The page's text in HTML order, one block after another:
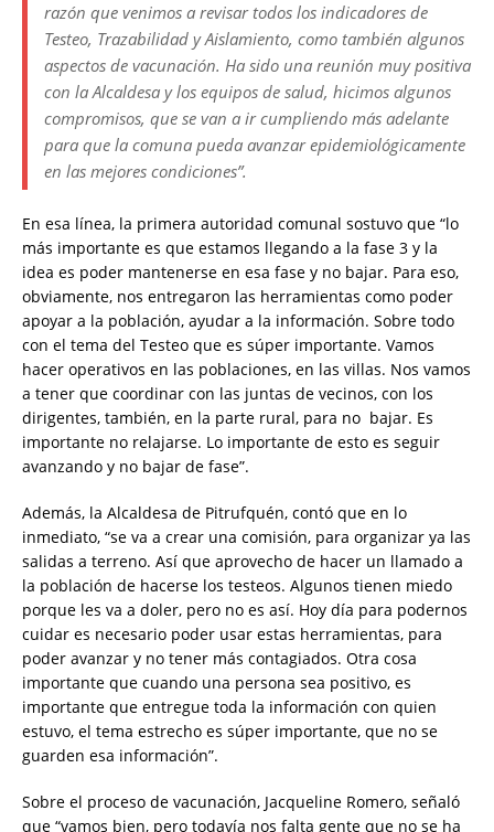
razón que venimos a revisar todos los indicadores de
Testeo, Trazabilidad y Aislamiento, como también algunos
aspectos de vacunación. Ha sido una reunión muy positiva
con la Alcaldesa y los equipos de salud, hicimos algunos
compromisos, que se van a ir cumpliendo más adelante
para que la comuna pueda avanzar epidemiológicamente
en las mejores condiciones”.
En esa línea, la primera autoridad comunal sostuvo que “lo
más importante es que estamos llegando a la fase 3 y la
idea es poder mantenerse en esa fase y no bajar. Para eso,
obviamente, nos entregaron las herramientas como poder
apoyar a la población, ayudar a la información. Sobre todo
con el tema del Testeo que es súper importante. Vamos
hacer operativos en las poblaciones, en las villas. Nos vamos
a tener que coordinar con las juntas de vecinos, con los
dirigentes, también, en la parte rural, para no bajar. Es
importante no relajarse. Lo importante de esto es seguir
avanzando y no bajar de fase”.
Además, la Alcaldesa de Pitrufquén, contó que en lo
inmediato, “se va a crear una comisión, para organizar ya las
salidas a terreno. Así que aprovecho de hacer un llamado a
la población de hacerse los testeos. Algunos tienen miedo
porque les va a doler, pero no es así. Hoy día para podernos
cuidar es necesario poder usar estas herramientas, para
poder avanzar y no tener más contagiados. Otra cosa
importante que cuando una persona sea positivo, es
importante que entregue toda la información con quien
estuvo, el tema estrecho es súper importante, que no se
guarden esa información”.
Sobre el proceso de vacunación, Jacqueline Romero, señaló
que “vamos bien, pero todavía nos falta gente que no se ha